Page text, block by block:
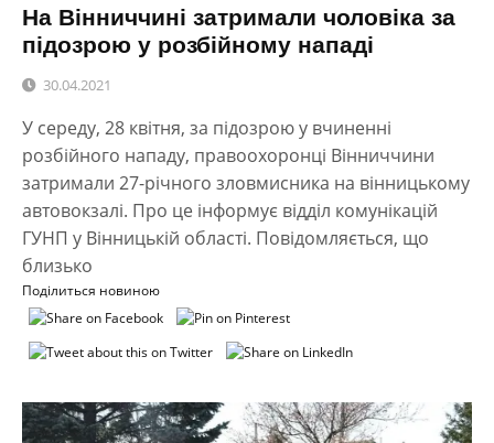
На Вінниччині затримали чоловіка за
підозрою у розбійному нападі
30.04.2021
У середу, 28 квітня, за підозрою у вчиненні
розбійного нападу, правоохоронці Вінниччини
затримали 27-річного зловмисника на вінницькому
автовокзалі. Про це інформує відділ комунікацій
ГУНП у Вінницькій області. Повідомляється, що
близько
Поділиться новиною